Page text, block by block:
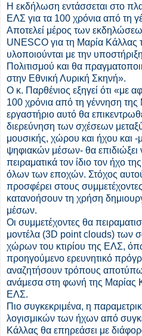
Η εκδήλωση εντάσσεται στο
ΕΛΣ για τα 100 χρόνια από τη
Αποτελεί μέρος των
UNESCO για τη Μαρία Κάλλας
υλοποιούνται με την
Πολιτισμού και θα
στην Εθνική Λυρική Σκηνή».
Ο κ. Παρθένιος εξηγεί ότι «με
100 χρόνια από τη γέννηση
εργαστήριο αυτό θα
διερεύνηση των σχέσεων μεταξύ
μουσικής, χώρου και ήχου και
ψηφιακών μέσων- θα επιδιώξει
πειραματικά τον ίδιο τον ήχο
όλων των εποχών. Στόχος αυτού
προσφέρει στους
κατανοήσουν τη χρήση
μέσων.
Οι συμμετέχοντες θα
μοντέλα (3D point clouds) των
χώρων του κτιρίου της ΕΛΣ,
προηγούμενο ερευνητικό
αναζητήσουν τρόπους
ανάμεσα στη φωνή της Μαρίας
ΕΛΣ.
Πιο συγκεκριμένα, η
λογισμικών των ήχων από
Κάλλας θα επηρεάσει με